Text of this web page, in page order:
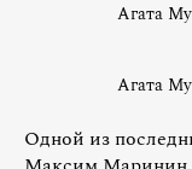
Агата
Агата
Одной из